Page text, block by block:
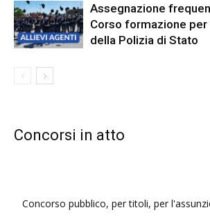
Assegnazione
Corso formazione per
della Polizia di Stato
Concorsi in atto
Concorso pubblico, per titoli, per